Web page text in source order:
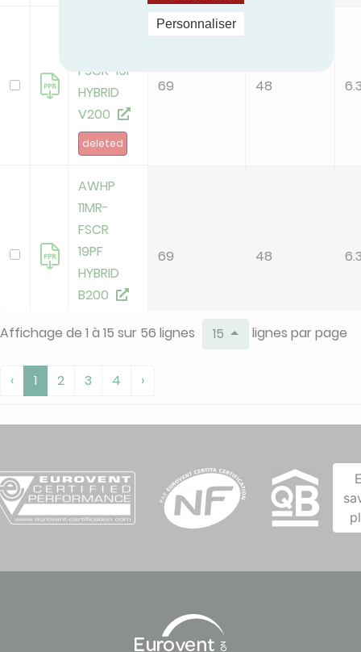
FSCR 19P
HYBRID
V200
deleted
69 48
AWHP
11MR-
FSCR
19PF
HYBRID
B200
deleted
69 48
11MR-
V200
deleted
11MR-
69
Affichage de 1 à 15 sur 56 lignes 15 lignes par page
‹ 1 2 3 4 ›
Personnaliser